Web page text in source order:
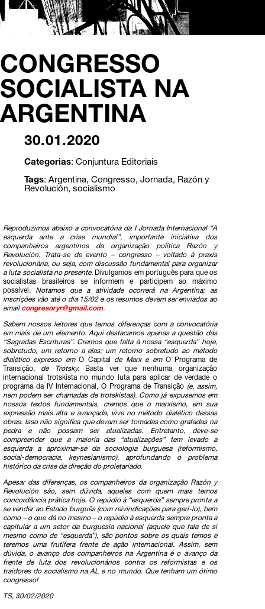
CONGRESSO
SOCIALISTA NA
ARGENTINA
30.01.2020
Categorias: Conjuntura Editoriais
Tags: Argentina, Congresso, Jornada, Razón y
Revolución, socialismo
Reproduzimos abaixo a convocatória da I Jornada Internacional “A
esquerda ante a crise mundial”, importante iniciativa dos
companheiros argentinos da organização política Razón y
Revolución. Trata-se de evento – congresso – voltado à praxis
revolucionária, ou seja, com discussão fundamental para organizar
a luta socialista no presente. Divulgamos em português para que os
socialistas brasileiros se informem e participem ao máximo
possível. Notamos que a atividade ocorrerá na Argentina; as
inscrições vão até o dia 15/02 e os resumos devem ser enviados ao
email congresoryr@gmail.com.
Sabem nossos leitores que temos diferenças com a convocatória
em mais de um elemento. Aqui destacamos apenas a questão das
“Sagradas Escrituras”. Cremos que falta à nossa “esquerda” hoje,
sobretudo, um retorno a elas; um retorno sobretudo ao método
dialético expresso emO Capital de Marx e em O Programa de
Transição, de Trotsky.
Basta ver que nenhuma organização
internacional trotskista no mundo luta para aplicar de verdade o
programa da IV Internacional, O Programa de Transição(e, assim,
nem podem ser chamadas de trotskistas). Como já expusemos em
nossos textos fundamentais, cremos que o marxismo, em sua
expressão mais alta e avançada, vive no método dialético dessas
obras. Isso não significa que devam ser tomadas como grafadas na
pedra e não possam ser atualizadas. Entretanto, deve-se
compreender que a maioria das “atualizações” tem levado a
esquerda a aproximar-se da sociologia burguesa (reformismo,
social-democracia, keynesianismo), aprofundando o problema
histórico da crise da direção do proletariado.
Apesar das diferenças, os companheiros da organização Razón y
Revolución são, sem dúvida, aqueles com quem mais temos
concordância prática hoje. O repúdio à “esquerda” sempre pronta a
se vender ao Estado burguês (com reivindicações para gerí-lo), bem
como – o que dá no mesmo – o repúdio à esquerda sempre pronta a
capitular a um setor da burguesia nacional (aquele que fala de si
mesmo como de “esquerda”), são pontos sobre os quais temos e
teremos uma frutífera frente de ação internacional. Assim, sem
dúvida, o avanço dos companheiros na Argentina é o avanço da
frente de luta dos revolucionários contra os reformistas e os
traidores do socialismo na AL e no mundo. Que tenham um ótimo
congresso!
TS, 30/02/2020